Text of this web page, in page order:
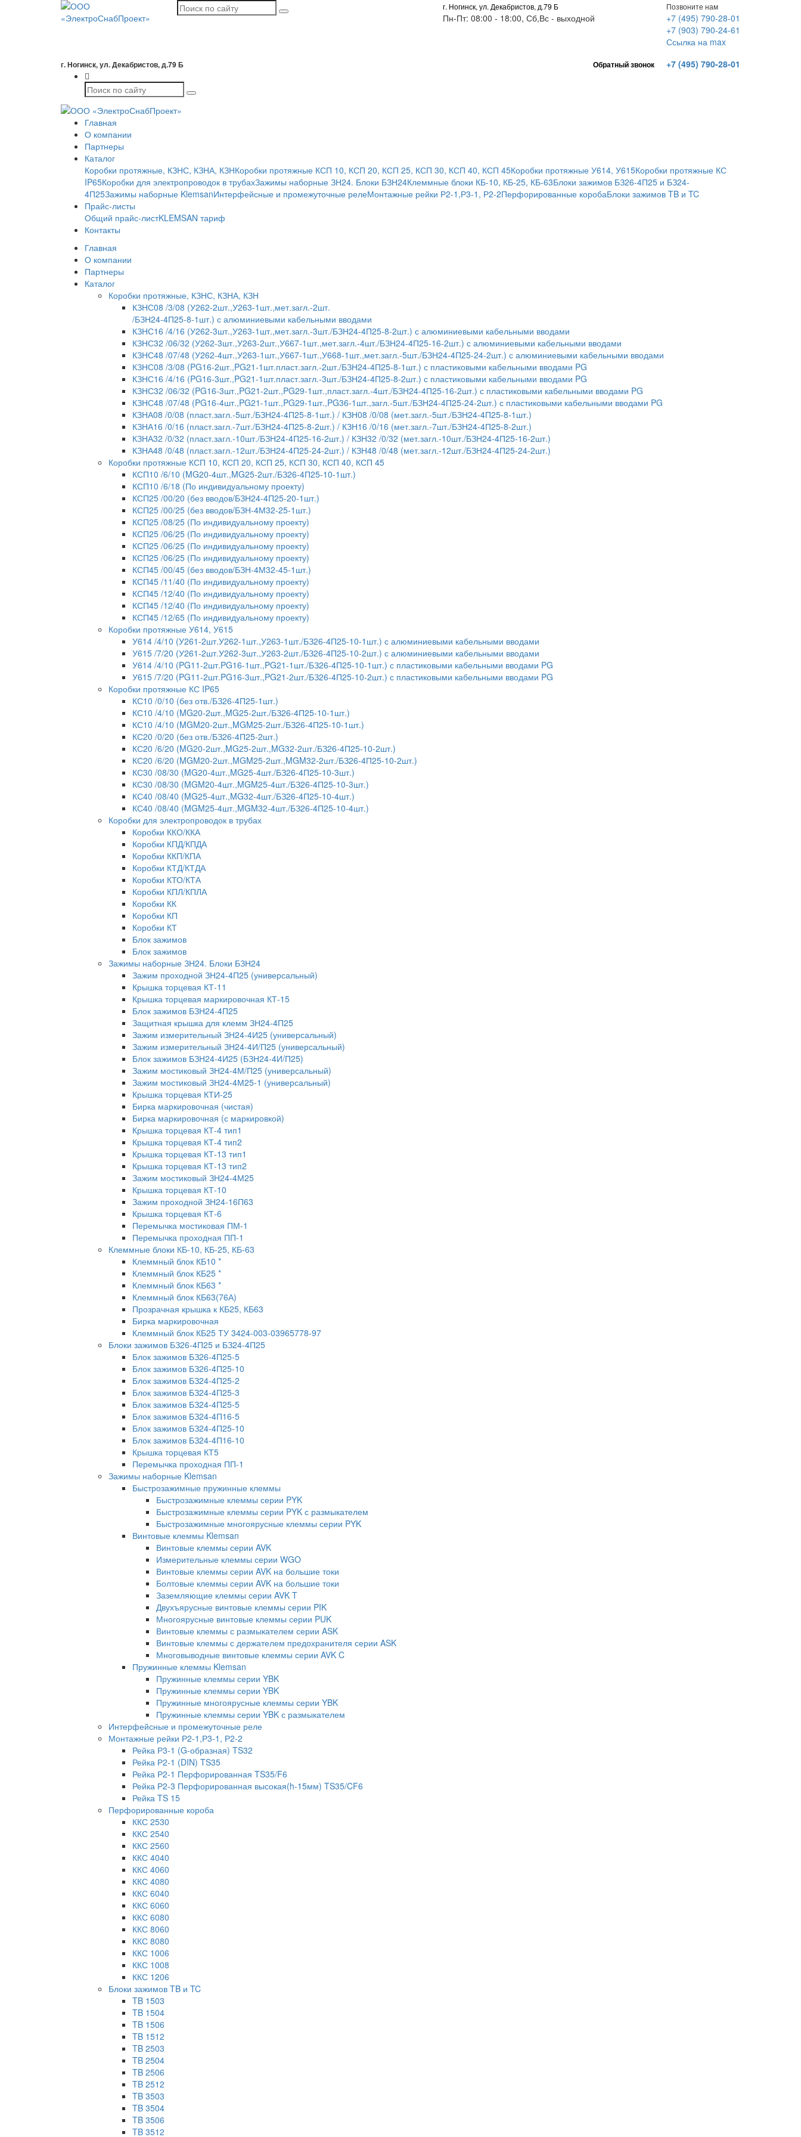
г. Ногинск, ул. Декабристов, д.79 Б
Пн-Пт: 08:00 - 18:00, Сб,Вс - выходной
Позвоните нам
+7 (495) 790-28-01
+7 (903) 790-24-61
Ссылка на max
г. Ногинск, ул. Декабристов, д.79 Б Обратный звонок +7 (495) 790-28-01
Главная
О компании
Партнеры
Каталог
Коробки протяжные, КЗНС, КЗНА, КЗНКоробки протяжные КСП 10, КСП 20, КСП 25, КСП 30, КСП 40, КСП 45Коробки протяжные У614, У615Коробки протяжные КС
IP65Коробки для электропроводок в трубахЗажимы наборные ЗН24. Блоки БЗН24Клеммные блоки КБ-10, КБ-25, КБ-63Блоки зажимов БЗ26-4П25 и БЗ24-
4П25Зажимы наборные KlemsanИнтерфейсные и промежуточные релеМонтажные рейки Р2-1,Р3-1, Р2-2Перфорированные коробаБлоки зажимов TB и TC
Прайс-листы
Общий прайс-листKLEMSAN тариф
Контакты
Главная
О компании
Партнеры
Каталог
Коробки протяжные, КЗНС, КЗНА, КЗН
КЗНС08 /3/08 (У262-2шт.,У263-1шт.,мет.загл.-2шт.
/БЗН24-4П25-8-1шт.) с алюминиевыми кабельными вводами
КЗНС16 /4/16 (У262-3шт.,У263-1шт.,мет.загл.-3шт./БЗН24-4П25-8-2шт.) с алюминиевыми кабельными вводами
КЗНС32 /06/32 (У262-3шт.,У263-2шт.,У667-1шт.,мет.загл.-4шт./БЗН24-4П25-16-2шт.) с алюминиевыми кабельными вводами
КЗНС48 /07/48 (У262-4шт.,У263-1шт.,У667-1шт.,У668-1шт.,мет.загл.-5шт./БЗН24-4П25-24-2шт.) с алюминиевыми кабельными вводами
КЗНС08 /3/08 (PG16-2шт.,PG21-1шт.пласт.загл.-2шт./БЗН24-4П25-8-1шт.) с пластиковыми кабельными вводами PG
КЗНС16 /4/16 (PG16-3шт.,PG21-1шт.пласт.загл.-3шт./БЗН24-4П25-8-2шт.) с пластиковыми кабельными вводами PG
КЗНС32 /06/32 (PG16-3шт.,PG21-2шт.,PG29-1шт.,пласт.загл.-4шт./БЗН24-4П25-16-2шт.) с пластиковыми кабельными вводами PG
КЗНС48 /07/48 (PG16-4шт.,PG21-1шт.,PG29-1шт.,PG36-1шт.,загл.-5шт./БЗН24-4П25-24-2шт.) с пластиковыми кабельными вводами PG
КЗНА08 /0/08 (пласт.загл.-5шт./БЗН24-4П25-8-1шт.) / КЗН08 /0/08 (мет.загл.-5шт./БЗН24-4П25-8-1шт.)
КЗНА16 /0/16 (пласт.загл.-7шт./БЗН24-4П25-8-2шт.) / КЗН16 /0/16 (мет.загл.-7шт./БЗН24-4П25-8-2шт.)
КЗНА32 /0/32 (пласт.загл.-10шт./БЗН24-4П25-16-2шт.) / КЗН32 /0/32 (мет.загл.-10шт./БЗН24-4П25-16-2шт.)
КЗНА48 /0/48 (пласт.загл.-12шт./БЗН24-4П25-24-2шт.) / КЗН48 /0/48 (мет.загл.-12шт./БЗН24-4П25-24-2шт.)
Коробки протяжные КСП 10, КСП 20, КСП 25, КСП 30, КСП 40, КСП 45
КСП10 /6/10 (MG20-4шт.,MG25-2шт./БЗ26-4П25-10-1шт.)
КСП10 /6/18 (По индивидуальному проекту)
КСП25 /00/20 (без вводов/БЗН24-4П25-20-1шт.)
КСП25 /00/25 (без вводов/БЗН-4М32-25-1шт.)
КСП25 /08/25 (По индивидуальному проекту)
КСП25 /06/25 (По индивидуальному проекту)
КСП25 /06/25 (По индивидуальному проекту)
КСП25 /06/25 (По индивидуальному проекту)
КСП45 /00/45 (без вводов/БЗН-4М32-45-1шт.)
КСП45 /11/40 (По индивидуальному проекту)
КСП45 /12/40 (По индивидуальному проекту)
КСП45 /12/40 (По индивидуальному проекту)
КСП45 /12/65 (По индивидуальному проекту)
Коробки протяжные У614, У615
У614 /4/10 (У261-2шт.У262-1шт.,У263-1шт./БЗ26-4П25-10-1шт.) с алюминиевыми кабельными вводами
У615 /7/20 (У261-2шт.У262-3шт.,У263-2шт./БЗ26-4П25-10-2шт.) с алюминиевыми кабельными вводами
У614 /4/10 (PG11-2шт.PG16-1шт.,PG21-1шт./БЗ26-4П25-10-1шт.) с пластиковыми кабельными вводами PG
У615 /7/20 (PG11-2шт.PG16-3шт.,PG21-2шт./БЗ26-4П25-10-2шт.) с пластиковыми кабельными вводами PG
Коробки протяжные КС IP65
КС10 /0/10 (без отв./БЗ26-4П25-1шт.)
КС10 /4/10 (MG20-2шт.,MG25-2шт./БЗ26-4П25-10-1шт.)
КС10 /4/10 (MGM20-2шт.,MGM25-2шт./БЗ26-4П25-10-1шт.)
КС20 /0/20 (без отв./БЗ26-4П25-2шт.)
КС20 /6/20 (MG20-2шт.,MG25-2шт.,MG32-2шт./БЗ26-4П25-10-2шт.)
КС20 /6/20 (MGM20-2шт.,MGM25-2шт.,MGM32-2шт./БЗ26-4П25-10-2шт.)
КС30 /08/30 (MG20-4шт.,MG25-4шт./БЗ26-4П25-10-3шт.)
КС30 /08/30 (MGM20-4шт.,MGM25-4шт./БЗ26-4П25-10-3шт.)
КС40 /08/40 (MG25-4шт.,MG32-4шт./БЗ26-4П25-10-4шт.)
КС40 /08/40 (MGM25-4шт.,MGM32-4шт./БЗ26-4П25-10-4шт.)
Коробки для электропроводок в трубах
Коробки ККО/ККА
Коробки КПД/КПДА
Коробки ККП/КПА
Коробки КТД/КТДА
Коробки КТО/КТА
Коробки КПЛ/КПЛА
Коробки КК
Коробки КП
Коробки КТ
Блок зажимов
Блок зажимов
Зажимы наборные ЗН24. Блоки БЗН24
Зажим проходной ЗН24-4П25 (универсальный)
Крышка торцевая КТ-11
Крышка торцевая маркировочная КТ-15
Блок зажимов БЗН24-4П25
Защитная крышка для клемм ЗН24-4П25
Зажим измерительный ЗН24-4И25 (универсальный)
Зажим измерительный ЗН24-4И/П25 (универсальный)
Блок зажимов БЗН24-4И25 (БЗН24-4И/П25)
Зажим мостиковый ЗН24-4М/П25 (универсальный)
Зажим мостиковый ЗН24-4М25-1 (универсальный)
Крышка торцевая КТИ-25
Бирка маркировочная (чистая)
Бирка маркировочная (с маркировкой)
Крышка торцевая КТ-4 тип1
Крышка торцевая КТ-4 тип2
Крышка торцевая КТ-13 тип1
Крышка торцевая КТ-13 тип2
Зажим мостиковый ЗН24-4М25
Крышка торцевая КТ-10
Зажим проходной ЗН24-16П63
Крышка торцевая КТ-6
Перемычка мостиковая ПМ-1
Перемычка проходная ПП-1
Клеммные блоки КБ-10, КБ-25, КБ-63
Клеммный блок КБ10 *
Клеммный блок КБ25 *
Клеммный блок КБ63 *
Клеммный блок КБ63(76А)
Прозрачная крышка к КБ25, КБ63
Бирка маркировочная
Клеммный блок КБ25 ТУ 3424-003-03965778-97
Блоки зажимов БЗ26-4П25 и БЗ24-4П25
Блок зажимов БЗ26-4П25-5
Блок зажимов БЗ26-4П25-10
Блок зажимов БЗ24-4П25-2
Блок зажимов БЗ24-4П25-3
Блок зажимов БЗ24-4П25-5
Блок зажимов БЗ24-4П16-5
Блок зажимов БЗ24-4П25-10
Блок зажимов БЗ24-4П16-10
Крышка торцевая КТ5
Перемычка проходная ПП-1
Зажимы наборные Klemsan
Быстрозажимные пружинные клеммы
Быстрозажимные клеммы серии PYK
Быстрозажимные клеммы серии PYK с размыкателем
Быстрозажимные многоярусные клеммы серии PYK
Винтовые клеммы Klemsan
Винтовые клеммы серии AVK
Измерительные клеммы серии WGO
Винтовые клеммы серии AVK на большие токи
Болтовые клеммы серии AVK на большие токи
Заземляющие клеммы серии AVK T
Двухъярусные винтовые клеммы серии PIK
Многоярусные винтовые клеммы серии PUK
Винтовые клеммы с размыкателем серии ASK
Винтовые клеммы с держателем предохранителя серии ASK
Многовыводные винтовые клеммы серии AVK C
Пружинные клеммы Klemsan
Пружинные клеммы серии YBK
Пружинные клеммы серии YBK
Пружинные многоярусные клеммы серии YBK
Пружинные клеммы серии YBK с размыкателем
Интерфейсные и промежуточные реле
Монтажные рейки Р2-1,Р3-1, Р2-2
Рейка Р3-1 (G-образная) TS32
Рейка Р2-1 (DIN) TS35
Рейка Р2-1 Перфорированная TS35/F6
Рейка Р2-3 Перфорированная высокая(h-15мм) TS35/CF6
Рейка TS 15
Перфорированные короба
ККС 2530
ККС 2540
ККС 2560
ККС 4040
ККС 4060
ККС 4080
ККС 6040
ККС 6060
ККС 6080
ККС 8060
ККС 8080
ККС 1006
ККС 1008
ККС 1206
Блоки зажимов TB и TC
TB 1503
TB 1504
TB 1506
TB 1512
TB 2503
TB 2504
TB 2506
TB 2512
TB 3503
TB 3504
TB 3506
TB 3512